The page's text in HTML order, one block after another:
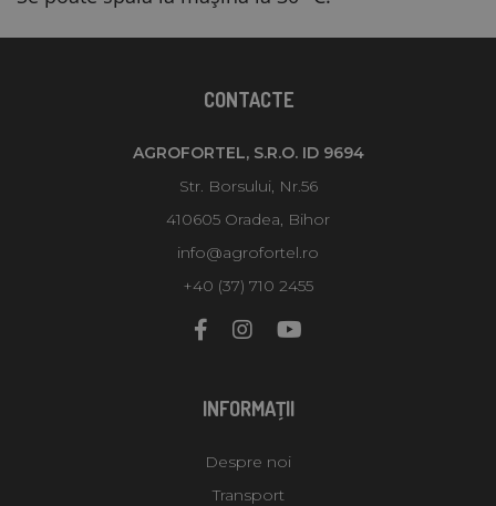
CONTACTE
AGROFORTEL, S.R.O. ID 9694
Str. Borsului, Nr.56
410605 Oradea, Bihor
info@agrofortel.ro
+40 (37) 710 2455
INFORMAŢII
Despre noi
Transport